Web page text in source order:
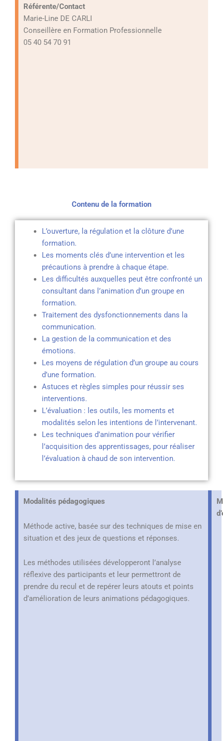
Référente/Contact
Marie-Line DE CARLI
Conseillère en Formation Professionnelle
05 40 54 70 91
Contenu de la formation
L’ouverture, la régulation et la clôture d’une
formation.
Les moments clés d’une intervention et les
précautions à prendre à chaque étape.
Les difficultés auxquelles peut être confronté un
consultant dans l’animation d’un groupe en
formation.
Traitement des dysfonctionnements dans la
communication.
La gestion de la communication et des
émotions.
Les moyens de régulation d’un groupe au cours
d’une formation.
Astuces et règles simples pour réussir ses
interventions.
L’évaluation : les outils, les moments et
modalités selon les intentions de l’intervenant.
Les techniques d’animation pour vérifier
l’acquisition des apprentissages, pour réaliser
l’évaluation à chaud de son intervention.
Modalités pédagogiques
Méthode active, basée sur des techniques de mise en
situation et des jeux de questions et réponses.
Les méthodes utilisées développeront l’analyse
réflexive des participants et leur permettront de
prendre du recul et de repérer leurs atouts et points
d’amélioration de leurs animations pédagogiques.